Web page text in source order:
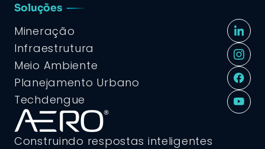
Construindo respostas inteligentes
Soluções
Mineração
Infraestrutura
Meio Ambiente
Planejamento Urbano
Techdengue